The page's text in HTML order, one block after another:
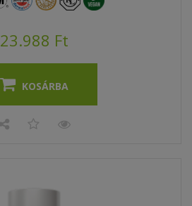
23.988 Ft
KOSÁRBA